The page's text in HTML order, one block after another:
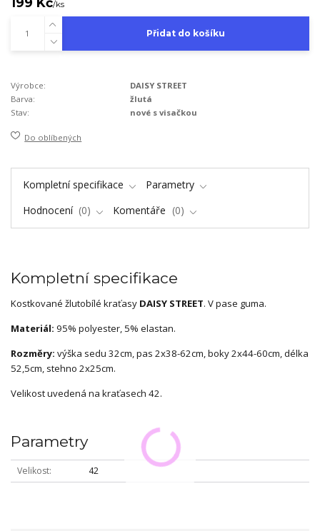
/ks
Přidat do košíku
Výrobce:
DAISY STREET
Barva:
žlutá
Stav:
nové s visačkou
Do oblíbených
Kompletní specifikace
Parametry
Hodnocení
0 Komentáře 0
Kompletní specifikace
Kostkované žlutobílé kraťasy DAISY STREET. V pase guma.
Materiál: 95% polyester, 5% elastan.
Rozměry: výška sedu 32cm, pas 2x38-62cm, boky 2x44-60cm, délka
52,5cm, stehno 2x25cm.
Velikost uvedená na kraťasech 42.
Parametry
Velikost 42